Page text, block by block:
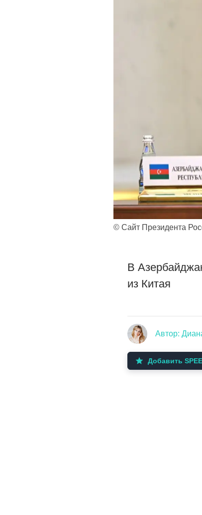
© Сайт Президента
В
из Китая
Автор:
Добавить